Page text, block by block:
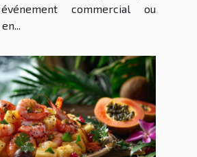
commercial ou